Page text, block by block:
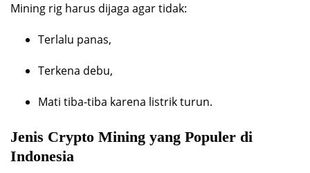
Mining rig harus dijaga agar tidak:
Terlalu panas,
Terkena debu,
Mati tiba-tiba karena listrik turun.
Jenis Crypto Mining yang Populer di
Indonesia